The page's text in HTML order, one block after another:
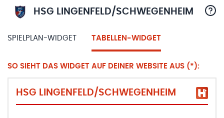
HSG LINGENFELD/SCHWEGENHEIM
SPIELPLAN-WIDGET TABELLEN-WIDGET
SO SIEHT DAS WIDGET AUF DEINER WEBSITE AUS (*):
HSG LINGENFELD/SCHWEGENHEIM